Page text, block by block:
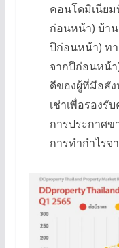
คอนโดมิเนียม
ก่อนหน้า) บ้าน
ปีก่อนหน้า) ทา
จากปีก่อนหน้า
ดีของผู้ที่มีอสั
เช่าเพื่อรองรั
การประกาศข
การทำกำไรจ